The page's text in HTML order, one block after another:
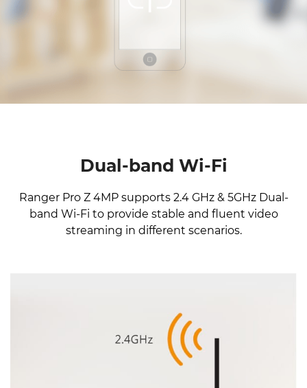
Dual-band Wi-Fi
Ranger Pro Z 4MP supports 2.4 GHz & 5GHz Dual-
band Wi-Fi to provide stable and fluent video
streaming in different scenarios.